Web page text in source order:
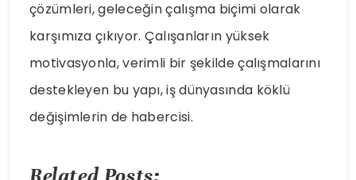
çözümleri, geleceğin çalışma biçimi olarak
karşımıza çıkıyor. Çalışanların yüksek
motivasyonla, verimli bir şekilde çalışmalarını
destekleyen bu yapı, iş dünyasında köklü
değişimlerin de habercisi.